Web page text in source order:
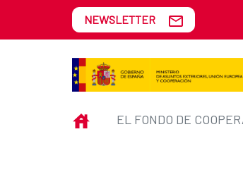
Skip to Main Content
El Fondo de
NEWSLETTER
INICIO